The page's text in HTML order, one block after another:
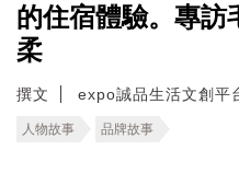
的住宿體驗。專
柔
撰文 expo誠品生活文創平
人物故事 品牌故事